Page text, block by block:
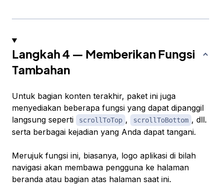
Langkah 4 — Memberikan Fungsi
Tambahan
Untuk bagian konten terakhir, paket ini juga
menyediakan beberapa fungsi yang dapat dipanggil
langsung seperti
scrollToTop , scrollToBottom , dll.
serta berbagai kejadian yang Anda dapat tangani.
Merujuk fungsi ini, biasanya, logo aplikasi di bilah
navigasi akan membawa pengguna ke halaman
beranda atau bagian atas halaman saat ini.